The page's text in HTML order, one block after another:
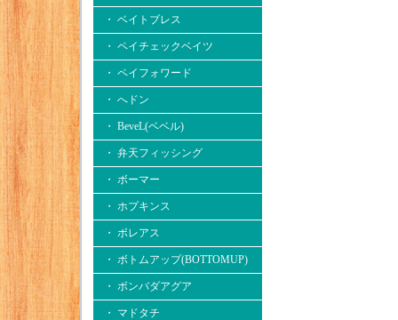
・ ベイトブレス
・ ペイチェックベイツ
・ ペイフォワード
・ へドン
・ BeveL(ベベル)
・ 弁天フィッシング
・ ボーマー
・ ホプキンス
・ ボレアス
・ ボトムアップ(BOTTOMUP)
・ ボンバダアグア
・ マドタチ